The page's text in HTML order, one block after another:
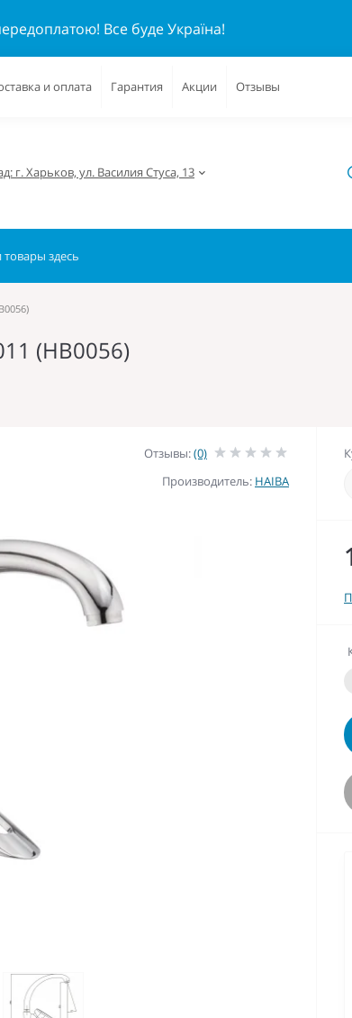
Все буде Україна!
и оплата Гарантия Акции Отзывы
г. Харьков, ул. Василия Стуса, 13
(HB0056)
Отзывы:(0)
Производитель: HAIBA